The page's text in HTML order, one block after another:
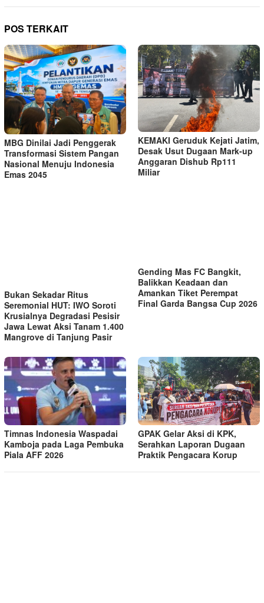
POS TERKAIT
MBG Dinilai Jadi Penggerak
Transformasi Sistem Pangan
Nasional Menuju Indonesia
Emas 2045
KEMAKI Geruduk Kejati Jatim,
Desak Usut Dugaan Mark-up
Anggaran Dishub Rp111
Miliar
Bukan Sekadar Ritus
Seremonial HUT: IWO Soroti
Krusialnya Degradasi Pesisir
Jawa Lewat Aksi Tanam 1.400
Mangrove di Tanjung Pasir
Gending Mas FC Bangkit,
Balikkan Keadaan dan
Amankan Tiket Perempat
Final Garda Bangsa Cup 2026
Timnas Indonesia Waspadai
Kamboja pada Laga Pembuka
Piala AFF 2026
GPAK Gelar Aksi di KPK,
Serahkan Laporan Dugaan
Praktik Pengacara Korup